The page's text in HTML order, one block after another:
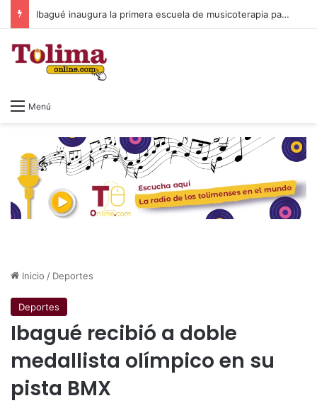
Ibagué inaugura la primera escuela de musicoterapia para niños con discapacidad múltiple, una apuesta por la inclusión
Menú
Inicio / Deportes
Deportes
Ibagué recibió a doble
medallista olímpico en su
pista BMX